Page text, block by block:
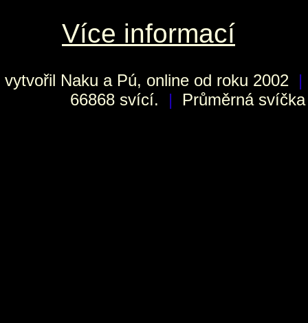
Více informací
vytvořil Naku a Pú, online od roku 2002 |
66868 svící.
| Průměrná